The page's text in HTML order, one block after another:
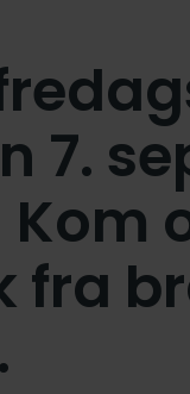
7.
Kom
fra